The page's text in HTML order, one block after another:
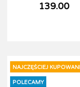
139.00
NAJCZĘŚCIEJ
POLECAMY